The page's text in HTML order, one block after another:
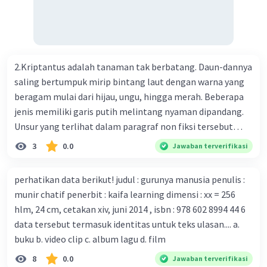
bersama sejumlah perusahaan biotek dan vaksin.
Beberapa waktu lalu, Kepala Laboratorium Identifikasi
Virus dari Institut Peter Doherty untuk Infeksi dan
kekebalan, Melbourne, Julian Druce, menyatakan mereka
mengembangkan virus Corona versi laboratorium dari
tubuh pasien yang terinfeksi untuk uji coba. Tanggapan
yang sesuai dengan berita tersebut adalah ... A.
serangan virus Corona dengan menemukan vaksin virus
tersebut. B. Para ilmuan perlu segera mempelajari virus
corona yang menjadi masalah besar bagi kesehatan dunia
karena persebarannya sangat cepat. C. Masyarakat perlu
mawas diri dan menjaga kesehatan dalam menghadapi
serangan virus corona yang mulai menyebar di Indonesia,
2.Kriptantus adalah tanaman tak berbatang. Daun-dannya
saling bertumpuk mirip bintang laut dengan warna yang
beragam mulai dari hijau, ungu, hingga merah. Beberapa
jenis memiliki garis putih melintang nyaman dipandang.
Unsur yang terlihat dalam paragraf non fiksi tersebut
adalah... A. cara menyajikan isi buku B. bahasa yang
digunakan C. tokoh dan penokohan D. penyajian alur cerita
3 0.0 Jawaban terverifikasi
perhatikan data berikut! judul : gurunya manusia penulis :
munir chatif penerbit : kaifa learning dimensi : xx = 256
hlm, 24 cm, cetakan xiv, juni 2014 , isbn : 978 602 8994 44 6
data tersebut termasuk identitas untuk teks ulasan.... a.
buku b. video clip c. album lagu d. film
8 0.0 Jawaban terverifikasi